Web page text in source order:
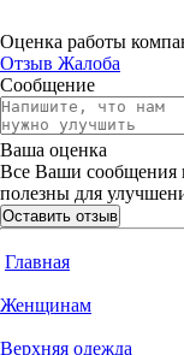
Оценка работы
Отзыв Жалоба
Сообщение
Ваша оценка
Все Ваши сообщения
полезны для
Оставить отзыв
Главная
Женщинам
Верхняя одежда